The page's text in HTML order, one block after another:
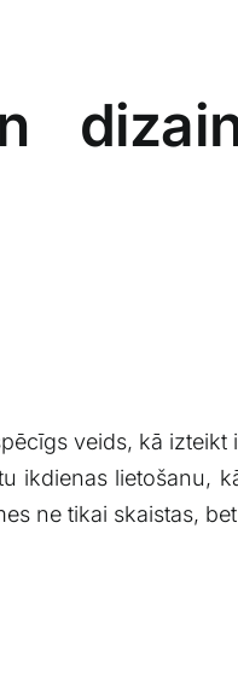
veids, kā
ikdienas ‌lietošanu,
ne tikai skaistas,